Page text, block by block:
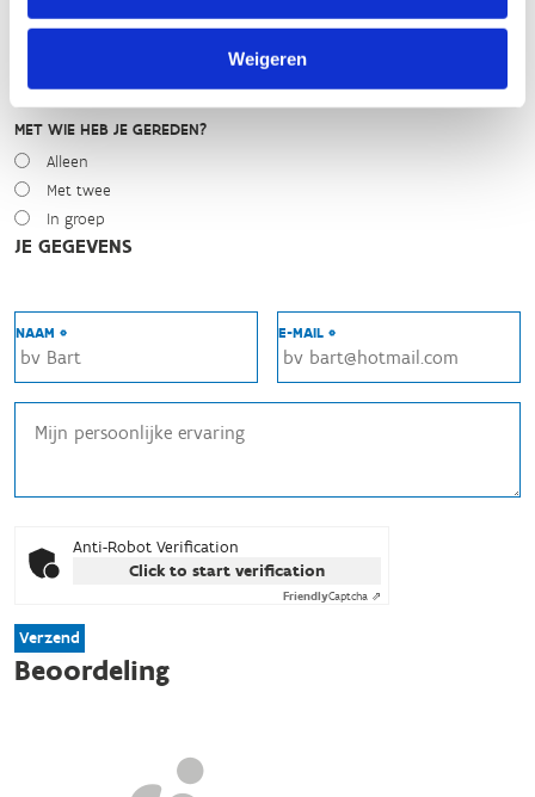
Weigeren
Beginner
MET WIE HEB JE GEREDEN?
Alleen
Met twee
In groep
JE GEGEVENS
NAAM * E-MAIL *
Anti-Robot Verification
Click to start verification
FriendlyCaptcha ⇗
Verzend
Beoordeling